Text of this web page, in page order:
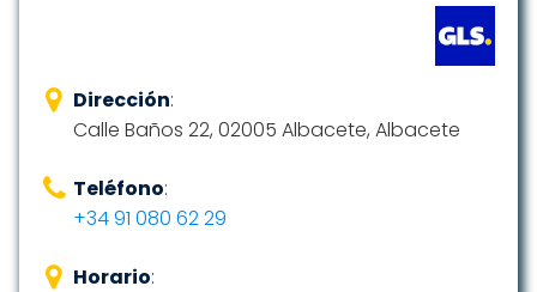
Dirección:
Calle Baños 22, 02005 Albacete, Albacete
Teléfono:
+34 91 080 62 29
Horario: